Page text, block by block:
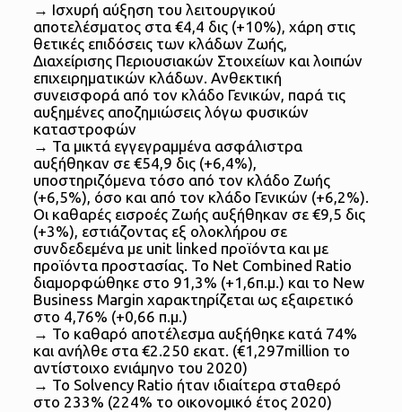
→ Ισχυρή αύξηση του λειτουργικού
αποτελέσματος στα €4,4 δις (+10%), χάρη στις
θετικές επιδόσεις των κλάδων Ζωής,
Διαχείρισης Περιουσιακών Στοιχείων και λοιπών
επιχειρηματικών κλάδων. Ανθεκτική
συνεισφορά από τον κλάδο Γενικών, παρά τις
αυξημένες αποζημιώσεις λόγω φυσικών
καταστροφών
→ Τα μικτά εγγεγραμμένα ασφάλιστρα
αυξήθηκαν σε €54,9 δις (+6,4%),
υποστηριζόμενα τόσο από τον κλάδο Ζωής
(+6,5%), όσο και από τον κλάδο Γενικών (+6,2%).
Οι καθαρές εισροές Ζωής αυξήθηκαν σε €9,5 δις
(+3%), εστιάζοντας εξ ολοκλήρου σε
συνδεδεμένα με unit linked προϊόντα και με
προϊόντα προστασίας. Το Net Combined Ratio
διαμορφώθηκε στο 91,3% (+1,6π.μ.) και το New
Business Margin χαρακτηρίζεται ως εξαιρετικό
στο 4,76% (+0,66 π.μ.)
→ Το καθαρό αποτέλεσμα αυξήθηκε κατά 74%
και ανήλθε στα €2.250 εκατ. (€1,297million το
αντίστοιχο ενιάμηνο του 2020)
→ Το Solvency Ratio ήταν ιδιαίτερα σταθερό
στο 233% (224% το οικονομικό έτος 2020)